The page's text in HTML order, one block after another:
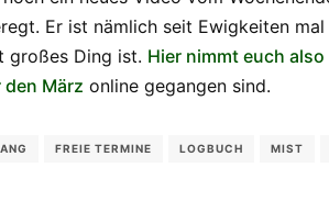
Er ist nämlich seit Ewigkeiten
großes Ding ist. Hier nimmt euch
den März online gegangen sind.
FREIE TERMINE LOGBUCH MIST